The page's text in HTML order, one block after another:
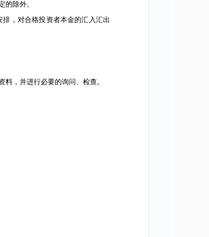
除外。
，对合格投资者本金的汇入汇出
，并进行必要的询问、检查。